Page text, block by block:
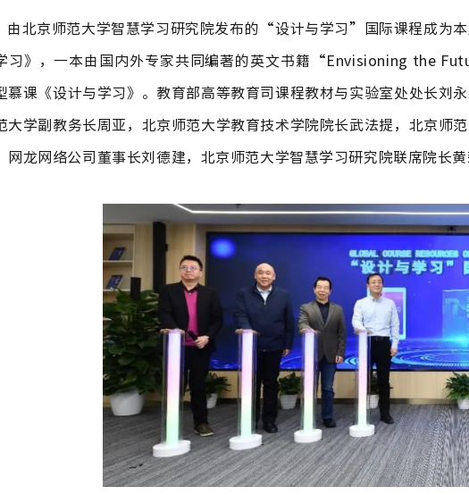
由北京师范大学智慧学习研究院发布的“设计与学习”国际课程成为
习》，一本由国内外专家共同编著的英文书籍“Envisioning the
慕课《设计与学习》。教育部高等教育司课程教材与实验室处处长刘
大学副教务长周亚，北京师范大学教育技术学院院长武法提，北京师
网龙网络公司董事长刘德建，北京师范大学智慧学习研究院联席院长